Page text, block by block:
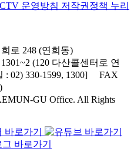
운영방침 저작권정책 누리
로 248 (연희동)
1301~2 (120 다산콜센터로 연
: 02) 330-1599, 1300] FAX
GU Office. All Rights